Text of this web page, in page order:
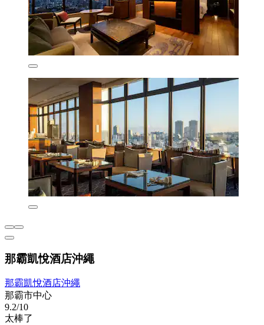
那霸凱悅酒店沖繩
那霸凱悅酒店沖繩
那霸市中心
9.2/10
太棒了